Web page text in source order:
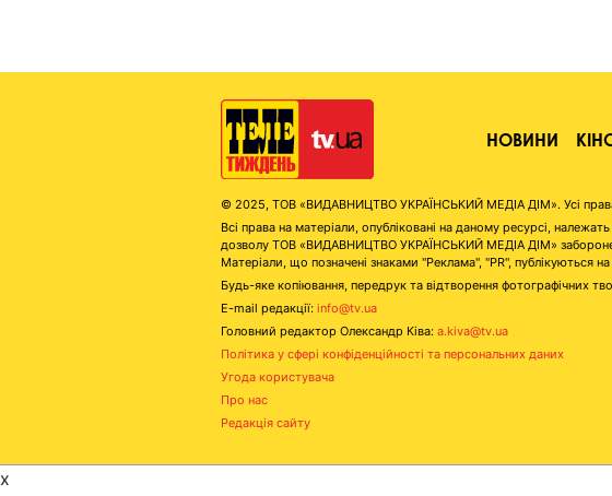
НОВИНИ
© 2025, ТОВ «ВИДАВНИЦТВО УКРАЇНСЬКИЙ МЕДІА ДІМ». Усі
Всі права на матеріали, опубліковані на даному ресурсі,
дозволу ТОВ «ВИДАВНИЦТВО УКРАЇНСЬКИЙ МЕДІА ДІМ»
Матеріали, що позначені знаками "Реклама", "PR", публікуються
Будь-яке копіювання, передрук та відтворення фотографічних
E-mail редакції: info@tv.ua
Головний редактор Олександр Ківа: a.kiva@tv.ua
Політика у сфері конфіденційності та персональних даних
Угода користувача
Про нас
Редакція сайту
x